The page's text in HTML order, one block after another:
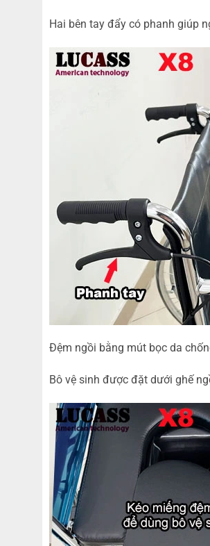
Hai bên tay đẩy có phanh giúp
Đệm ngồi bằng mút bọc da
Bô vệ sinh được đặt dưới ghế